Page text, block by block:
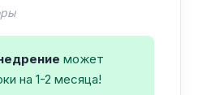
может
на 1-2 месяца!